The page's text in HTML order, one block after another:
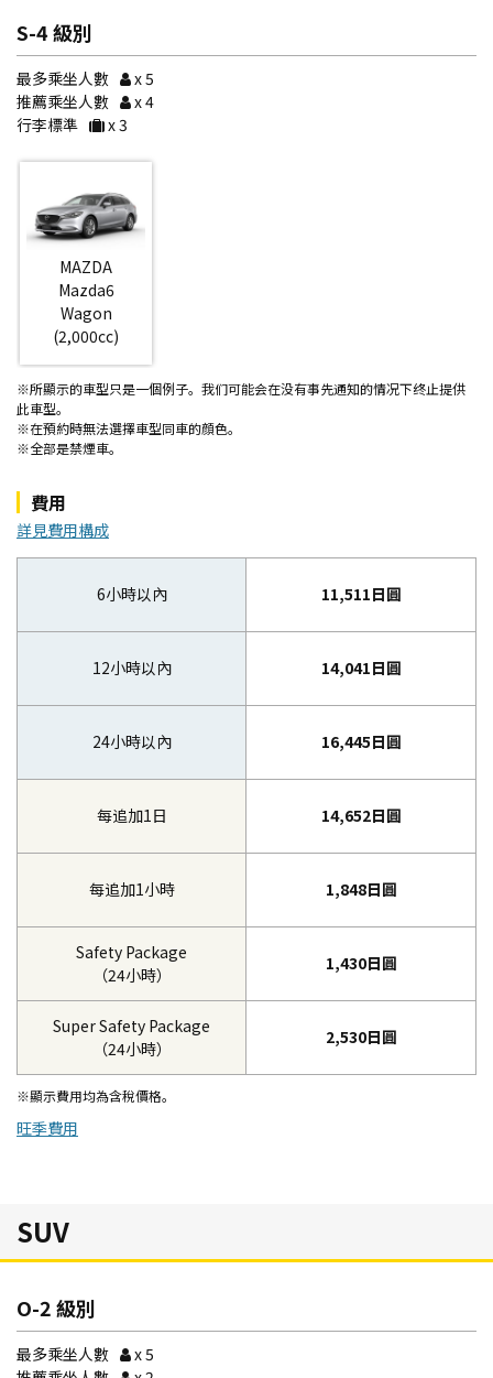
S-4 級別
最多乘坐人數
x 5
推薦乘坐人數
x 4
行李標準
x 3
MAZDA
Mazda6
Wagon
(2,000cc)
※所顯示的車型只是一個例子。我们可能会在没有事先通知的情况下终止提供
此車型。
※在預約時無法選擇車型同車的顔色。
※全部是禁煙車。
費用
詳見費用構成
6小時以內
12小時以內
24小時以內
每追加1日
每追加1小時
Safety Package
（24小時）
Super Safety Package
（24小時）
11,511日圓
14,041日圓
16,445日圓
14,652日圓
1,848日圓
1,430日圓
2,530日圓
※顯示費用均為含稅價格。
旺季費用
SUV
O-2 級別
最多乘坐人數
x 5